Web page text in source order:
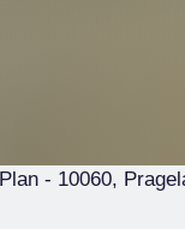
- 10060,